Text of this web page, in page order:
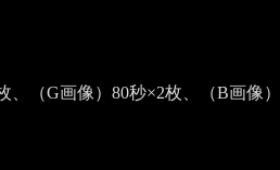
、（G画像）80秒×2枚、（B画像